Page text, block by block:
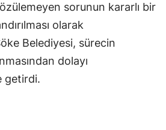
sorunun kararlı bir
olarak
Belediyesi, sürecin
dolayı
getirdi.